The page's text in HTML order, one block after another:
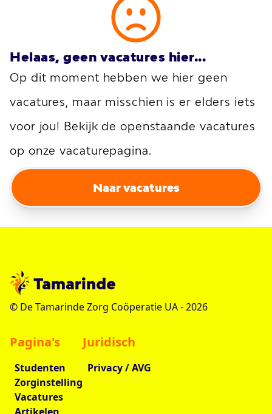
Helaas, geen vacatures hier...
Op dit moment hebben we hier geen
vacatures, maar misschien is er elders iets
voor jou! Bekijk de openstaande vacatures
op onze vacaturepagina.
Naar vacatures
© De Tamarinde Zorg Coöperatie UA -2026
Pagina's
Studenten
Zorginstelling
Vacatures
Juridisch
Privacy / AVG